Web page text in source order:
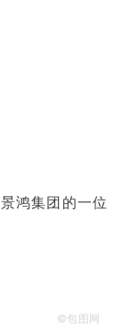
景鸿集团的一位
©包图网